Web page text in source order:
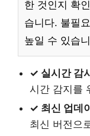
한 것인지 확
습니다. 불필
높일 수 있습
✓ 실시간 감
시간 감지를
✓ 최신 업데
최신 버전으